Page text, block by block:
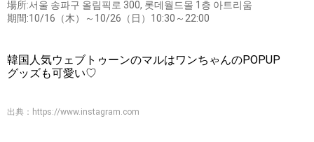
場所:서울 송파구 올림픽로 300, 롯데월드몰 1층 아트리움
期間:10/16（木）～10/26（日）10:30～22:00
韓国人気ウェブトゥーンのマルはワンちゃんのPOPUP
グッズも可愛い♡
出典： https://www.instagram.com